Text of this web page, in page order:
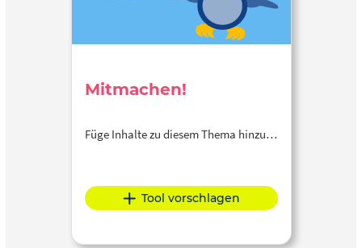
Mitmachen!
Füge Inhalte zu diesem Thema hinzu…
Tool vorschlagen